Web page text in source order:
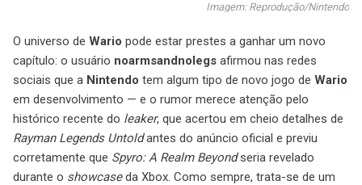
Imagem: Reprodução/Nintendo
O universo de Wario pode estar prestes a ganhar um novo
capítulo: o usuário noarmsandnolegs afirmou nas redes
sociais que a Nintendo tem algum tipo de novo jogo de Wario
em desenvolvimento — e o rumor merece atenção pelo
histórico recente do leaker, que acertou em cheio detalhes de
Rayman Legends Untoldantes do anúncio oficial e previu
corretamente que Spyro: A Realm Beyondseria revelado
durante o showcaseda Xbox. Como sempre, trata-se de um